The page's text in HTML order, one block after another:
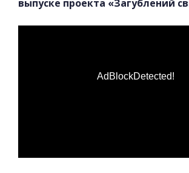
выпуске проекта «Загублений
AdBlockDetected!